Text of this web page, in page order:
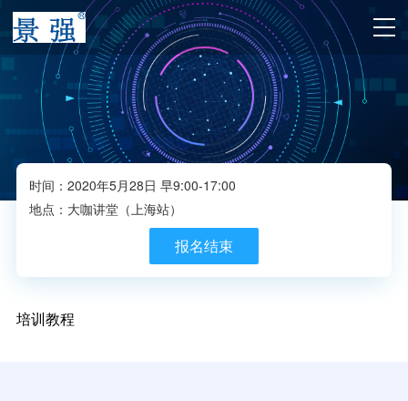
时间：2020年5月28日 早9:00-17:00
地点：大咖讲堂（上海站）
报名结束
培训教程